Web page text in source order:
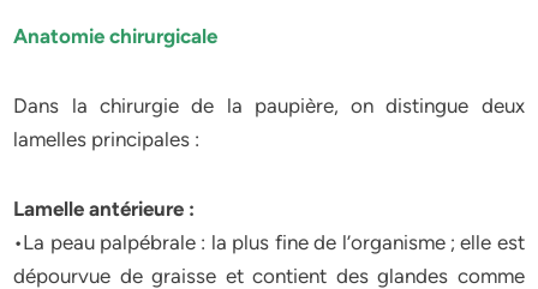
Anatomie chirurgicale
Dans la chirurgie de la paupière, on distingue deux
lamelles principales :
Lamelle antérieure :
•La peau palpébrale : la plus fine de l’organisme ; elle est
dépourvue de graisse et contient des glandes comme